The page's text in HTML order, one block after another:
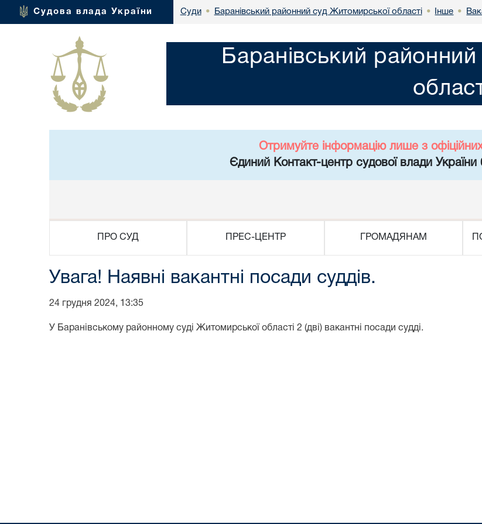
Судова влада України Суди • Баранівський районний суд Житомирської області • Інше •
Баранівський
Отримуйте інформацію лише з
Єдиний Контакт-центр судової влади
ПРО СУД ПРЕС-ЦЕНТР ГРОМАДЯНАМ
Увага! Наявні вакантні посади суддів.
24 грудня 2024, 13:35
У Баранівському районному суді Житомирської області 2 (дві) вакантні посади судді.